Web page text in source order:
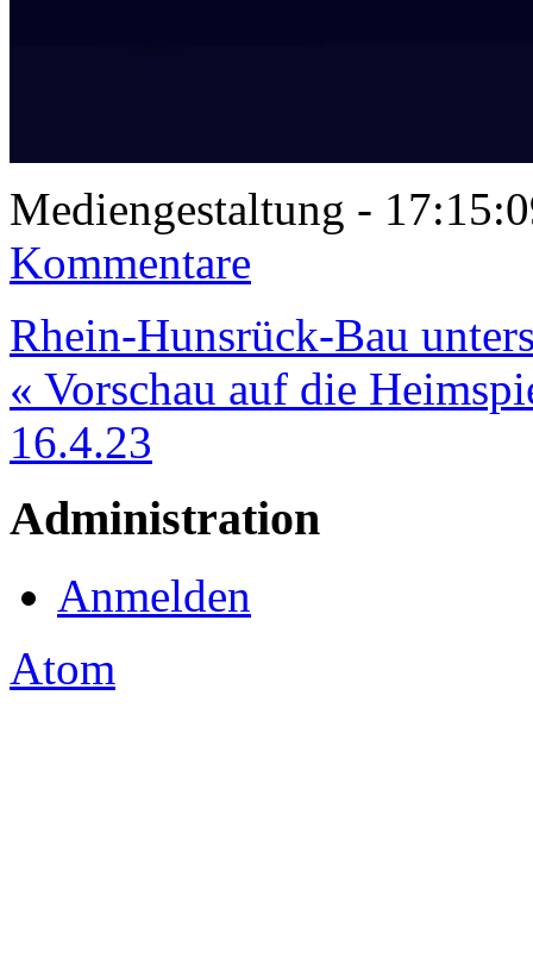
Mediengestaltung -
Kommentare
Rhein-Hunsrück-Bau
« Vorschau auf die
16.4.23
Administration
Anmelden
Atom